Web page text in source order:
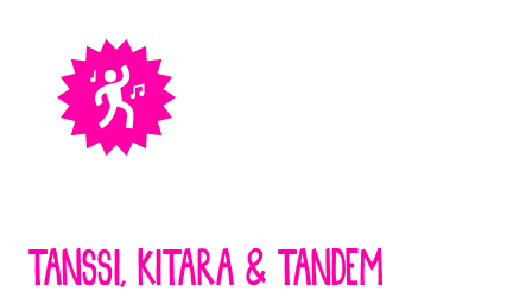
TANSSI, KITARA & TANDEM